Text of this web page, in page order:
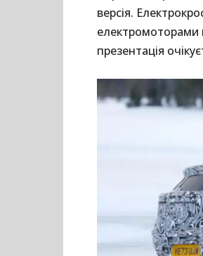
версія.
електромоторами
презентація